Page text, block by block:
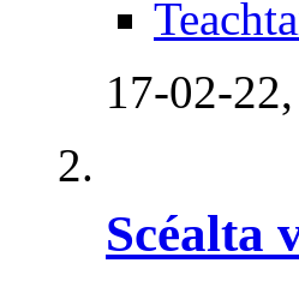
17-02-22,
Scéalta